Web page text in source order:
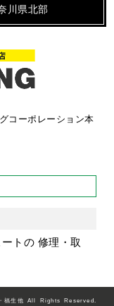
川県北部
コーポレーション本
トの 修理・取
福生他 All Rights Reserved.